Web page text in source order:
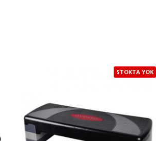
STOKTA YOK